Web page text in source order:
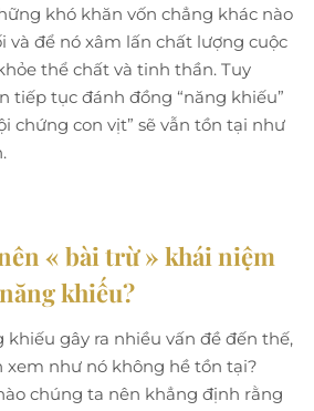
khó khăn vốn chẳng khác nào
và để nó xâm lấn chất lượng cuộc
thể chất và tinh thần. Tuy
tiếp tục đánh đồng “năng khiếu”
chứng con vịt” sẽ vẫn tồn tại như
« bài trừ » khái niệm
năng khiếu?
gây ra nhiều vấn đề đến thế,
xem như nó không hề tồn tại?
chúng ta nên khẳng định rằng